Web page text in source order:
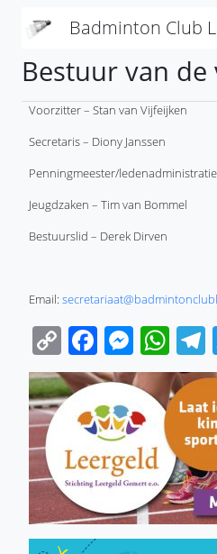
Badminton Club
Bestuur van de
Voorzitter – Stan van Vijfeijken
Secretaris – Diony Janssen
Penningmeester/
Jeugdzaken – Tim van Bommel
Bestuurslid – Derek Dirven
Email:
Copy
Link